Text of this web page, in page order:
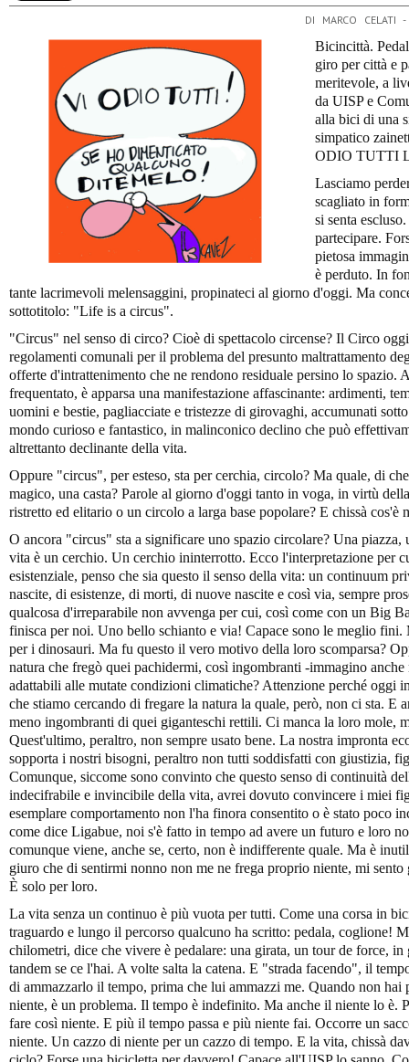
DI MARCO CELATI
Bicincittà.
giro per città e
meritevole, a
da UISP e
alla bici di una
simpatico
ODIO TUTTI
Lasciamo
scagliato in
si senta
partecipare.
pietosa
è perduto. In
tante lacrimevoli melensaggini, propinateci al giorno d'oggi. Ma
sottotitolo: "Life is a circus".
"Circus" nel senso di circo? Cioè di spettacolo circense? Il Circo
regolamenti comunali per il problema del presunto maltrattamento
offerte d'intrattenimento che ne rendono residuale persino lo spazio.
frequentato, è apparsa una manifestazione affascinante: ardimenti,
uomini e bestie, pagliacciate e tristezze di girovaghi, accumunati
mondo curioso e fantastico, in malinconico declino che può
altrettanto declinante della vita.
Oppure "circus", per esteso, sta per cerchia, circolo? Ma quale, di
magico, una casta? Parole al giorno d'oggi tanto in voga, in virtù
ristretto ed elitario o un circolo a larga base popolare? E chissà cos'è
O ancora "circus" sta a significare uno spazio circolare? Una piazza,
vita è un cerchio. Un cerchio ininterrotto. Ecco l'interpretazione per
esistenziale, penso che sia questo il senso della vita: un continuum
nascite, di esistenze, di morti, di nuove nascite e così via, sempre
qualcosa d'irreparabile non avvenga per cui, così come con un Big
finisca per noi. Uno bello schianto e via! Capace sono le meglio fini.
per i dinosauri. Ma fu questo il vero motivo della loro scomparsa?
natura che fregò quei pachidermi, così ingombranti -immagino
adattabili alle mutate condizioni climatiche? Attenzione perché oggi
che stiamo cercando di fregare la natura la quale, però, non ci sta. E
meno ingombranti di quei giganteschi rettili. Ci manca la loro mole,
Quest'ultimo, peraltro, non sempre usato bene. La nostra impronta
sopporta i nostri bisogni, peraltro non tutti soddisfatti con giustizia,
Comunque, siccome sono convinto che questo senso di continuità
indecifrabile e invincibile della vita, avrei dovuto convincere i miei
esemplare comportamento non l'ha finora consentito o è stato poco
come dice Ligabue, noi s'è fatto in tempo ad avere un futuro e loro
comunque viene, anche se, certo, non è indifferente quale. Ma è
giuro che di sentirmi nonno non me ne frega proprio niente, mi
È solo per loro.
La vita senza un continuo è più vuota per tutti. Come una corsa in
traguardo e lungo il percorso qualcuno ha scritto: pedala, coglione!
chilometri, dice che vivere è pedalare: una girata, un tour de force,
tandem se ce l'hai. A volte salta la catena. E "strada facendo", il
di ammazzarlo il tempo, prima che lui ammazzi me. Quando non hai
niente, è un problema. Il tempo è indefinito. Ma anche il niente lo è.
fare così niente. E più il tempo passa e più niente fai. Occorre un
niente. Un cazzo di niente per un cazzo di tempo. E la vita, chissà